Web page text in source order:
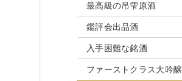
最高級の吊雫原酒
鑑評会出品酒
入手困難な銘酒
ファーストクラス大吟醸